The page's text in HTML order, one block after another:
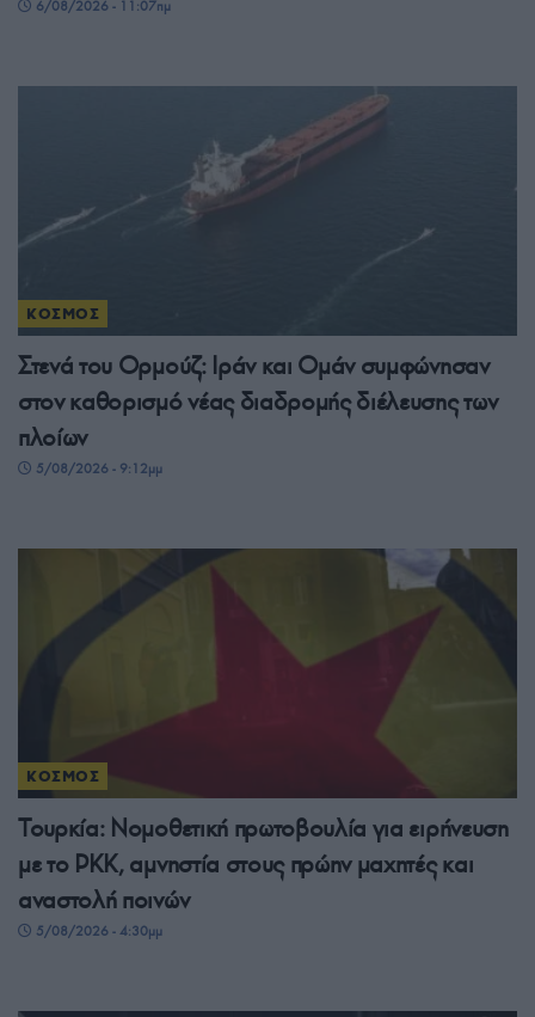
6/08/2026 - 11:07πμ
ΚΟΣΜΟΣ
Στενά του Ορμούζ: Ιράν και Ομάν συμφώνησαν
στον καθορισμό νέας διαδρομής διέλευσης των
πλοίων
5/08/2026 - 9:12μμ
ΚΟΣΜΟΣ
Τουρκία: Νομοθετική πρωτοβουλία για ειρήνευση
με το PKK, αμνηστία στους πρώην μαχητές και
αναστολή ποινών
5/08/2026 - 4:30μμ